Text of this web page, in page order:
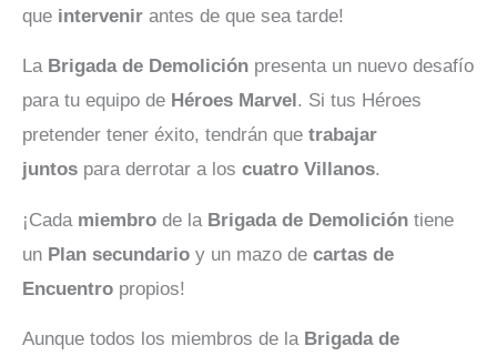
que intervenir antes de que sea tarde!
La Brigada de Demolición presenta un nuevo desafío
para tu equipo de Héroes Marvel . Si tus Héroes
pretender tener éxito, tendrán que trabajar
juntos para derrotar a los cuatro Villanos.
¡Cada miembro de la Brigada de Demolición tiene
un Plan secundario y un mazo de cartas de
Encuentro propios!
Aunque todos los miembros de la Brigada de